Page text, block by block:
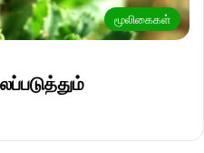
மூலிகைகள்